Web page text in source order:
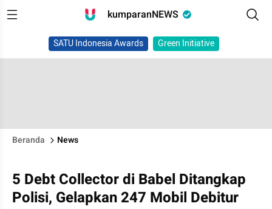
kumparanNEWS
SATU Indonesia Awards Green Initiative
Beranda News
5 Debt Collector di Babel Ditangkap
Polisi, Gelapkan 247 Mobil Debitur